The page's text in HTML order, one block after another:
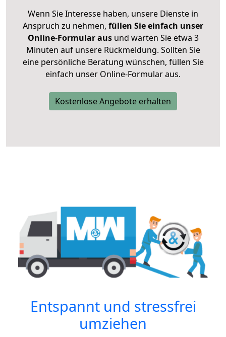
Wenn Sie Interesse haben, unsere Dienste in
Anspruch zu nehmen, füllen Sie einfach unser
Online-Formular ausund warten Sie etwa 3
Minuten auf unsere Rückmeldung. Sollten Sie
eine persönliche Beratung wünschen, füllen Sie
einfach unser Online-Formular aus.
Kostenlose Angebote erhalten
Entspannt und stressfrei
umziehen